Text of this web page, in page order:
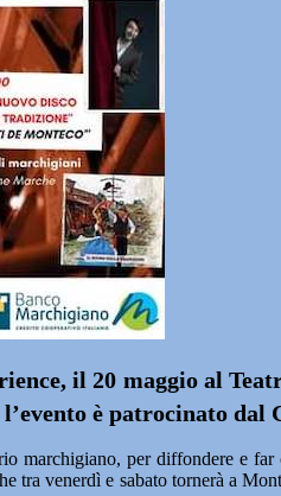
il 20 maggio al
è patrocinato dal
per diffondere e
tra venerdì e sabato tornerà a